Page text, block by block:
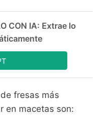
CON IA: Extrae lo
fresas más
en macetas son: